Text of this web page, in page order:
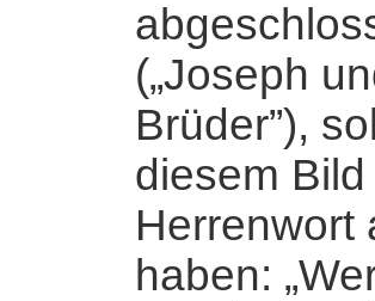
(„Joseph
Brüder”),
diesem
Herrenwort
haben: